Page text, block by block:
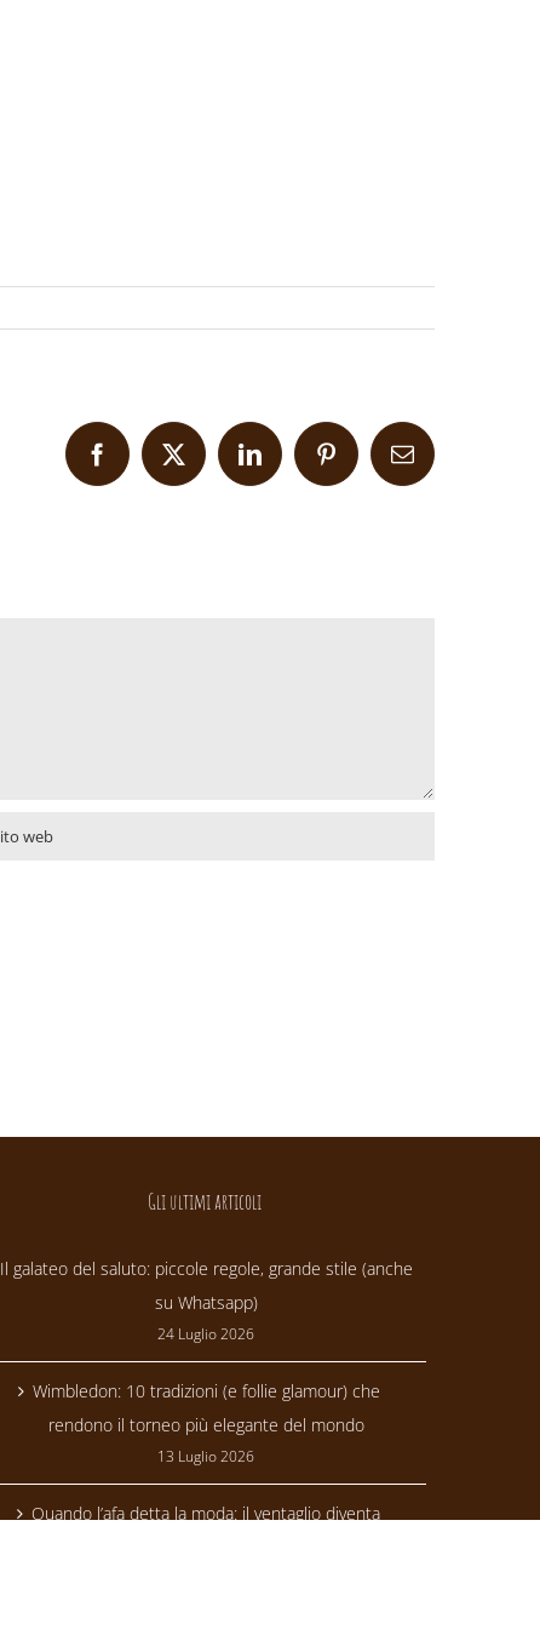
Facebook
X LinkedInPinterestEmail
Gli ultimi articoli
Il galateo del saluto: piccole regole, grande stile (anche
su Whatsapp)
24 Luglio 2026
Wimbledon: 10 tradizioni (e follie glamour) che
rendono il torneo più elegante del mondo
13 Luglio 2026
Quando l’afa detta la moda: il ventaglio diventa